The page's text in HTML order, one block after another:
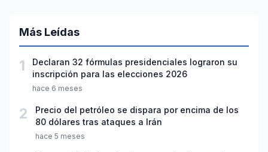
Más Leídas
1
Declaran 32 fórmulas presidenciales lograron su
inscripción para las elecciones 2026
hace 6 meses
2
Precio del petróleo se dispara por encima de los
80 dólares tras ataques a Irán
hace 5 meses